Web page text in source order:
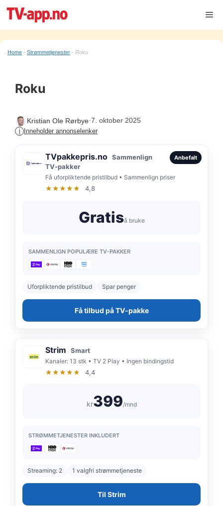
Hopp
innhold
Home - Strømmetjenester - Roku
Roku
Kristian Ole Rørbye·7. oktober 2025
i Inneholder annonselenker
Anbefalt
TVpakkepris.no Sammenlign
TV-pakker
Få uforpliktende pristilbud • Sammenlign priser
★★★★★ 4,8
Gratiså bruke
SAMMENLIGN POPULÆRE TV-PAKKER
Uforpliktende pristilbud Spar penger
Få tilbud på TV-pakke
Strim Smart
Kanaler: 13 stk • TV 2 Play • Ingen bindingstid
★★★★★ 4,4
kr399/mnd
STRØMMETJENESTER INKLUDERT
Streaming: 2 1 valgfri strømmetjeneste
Til Strim